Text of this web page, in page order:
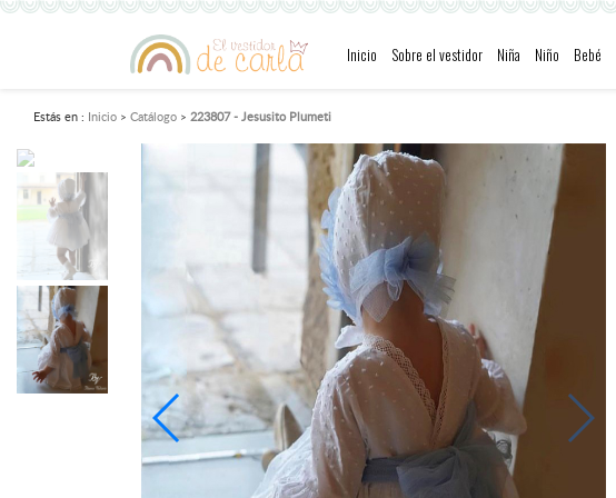
Inicio Sobre el vestidor Niña Niño Bebé
Estás en : Inicio Catálogo 223807 - Jesusito Plumeti